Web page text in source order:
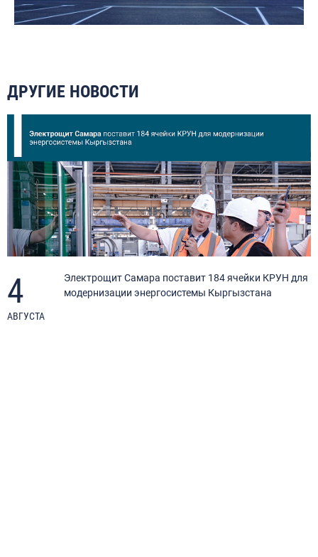
ДРУГИЕ НОВОСТИ
4
АВГУСТА
Электрощит Самара поставит 184 ячейки КРУН для
модернизации энергосистемы Кыргызстана